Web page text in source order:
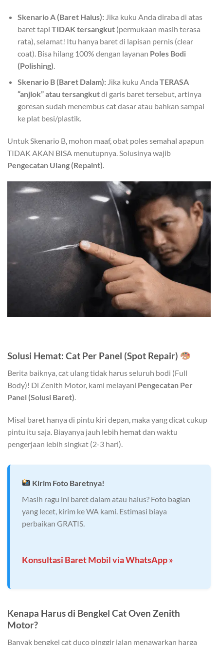
Skenario A (Baret Halus):Jika kuku Anda diraba di atas
baret tapi TIDAK tersangkut(permukaan masih terasa
rata), selamat! Itu hanya baret di lapisan pernis (clear
coat). Bisa hilang 100% dengan layanan Poles Bodi
(Polishing).
Skenario B (Baret Dalam):Jika kuku Anda TERASA
“anjlok” atau tersangkutdi garis baret tersebut, artinya
goresan sudah menembus cat dasar atau bahkan sampai
ke plat besi/plastik.
Untuk Skenario B, mohon maaf, obat poles semahal apapun
TIDAK AKAN BISA menutupnya. Solusinya wajib
Pengecatan Ulang (Repaint)
Solusi Hemat: Cat Per Panel (Spot Repair)
Berita baiknya, cat ulang tidak harus seluruh bodi (Full
Body)! Di Zenith Motor, kami melayani Pengecatan Per
Panel (Solusi Baret).
Misal baret hanya di pintu kiri depan, maka yang dicat cukup
pintu itu saja. Biayanya jauh lebih hemat dan waktu
pengerjaan lebih singkat (2-3 hari).
Kirim Foto Baretnya!
Masih ragu ini baret dalam atau halus? Foto bagian
yang lecet, kirim ke WA kami. Estimasi biaya
perbaikan GRATIS.
Konsultasi Baret Mobil via WhatsApp »
Kenapa Harus di Bengkel Cat Oven Zenith
Motor?
Banyak bengkel cat duco pinggir jalan menawarkan harga